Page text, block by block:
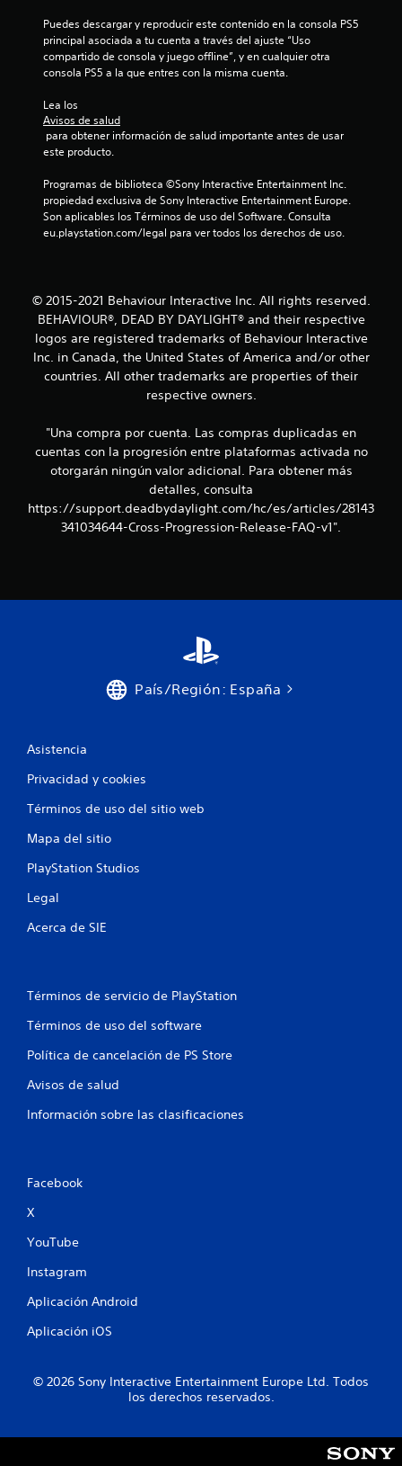
l
i
a
c
n
e
s
Puedes descargar y reproducir este contenido en la consola PS5
principal asociada a tu cuenta a través del ajuste “Uso
compartido de consola y juego offline”, y en cualquier otra
consola PS5 a la que entres con la misma cuenta.
Lea los
Avisos de salud
este producto.
Programas de biblioteca ©Sony Interactive Entertainment Inc.
propiedad exclusiva de Sony Interactive Entertainment Europe.
Son aplicables los Términos de uso del Software. Consulta
eu.playstation.com/legal para ver todos los derechos de uso.
© 2015-2021 Behaviour Interactive Inc. All rights reserved.
BEHAVIOUR®, DEAD BY DAYLIGHT® and their respective
logos are registered trademarks of Behaviour Interactive
Inc. in Canada, the United States of America and/or other
countries. All other trademarks are properties of their
respective owners.
"Una compra por cuenta. Las compras duplicadas en
cuentas con la progresión entre plataformas activada no
otorgarán ningún valor adicional. Para obtener más
detalles, consulta
https://support.deadbydaylight.com/hc/es/articles/28143
341034644-Cross-Progression-Release-FAQ-v1".
País/Región: España
Asistencia
Privacidad y cookies
Términos de uso del sitio web
Mapa del sitio
PlayStation Studios
Legal
Acerca de SIE
Términos de servicio de PlayStation
Términos de uso del software
Política de cancelación de PS Store
Avisos de salud
Información sobre las clasificaciones
Facebook
X
YouTube
Instagram
Aplicación Android
Aplicación iOS
© 2026 Sony Interactive Entertainment Europe Ltd. Todos
los derechos reservados.